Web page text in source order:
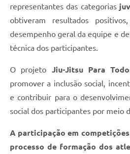
representantes das categorias
obtiveram resultados
desempenho geral da equipe e
técnica dos participantes.
O projeto Jiu-Jitsu Para
promover a inclusão social,
e contribuir para o
social dos participantes por meio
A participação em
processo de formação dos